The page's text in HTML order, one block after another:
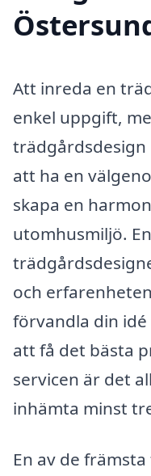
Att inreda en
enkel uppgift,
att ha en
skapa en
utomhusmiljö.
och
förvandla din
att få det bästa
servicen är det
inhämta minst
En av de